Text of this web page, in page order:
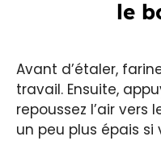
le
Avant d’étaler,
travail. Ensuite,
repoussez l’air vers
un peu plus épais